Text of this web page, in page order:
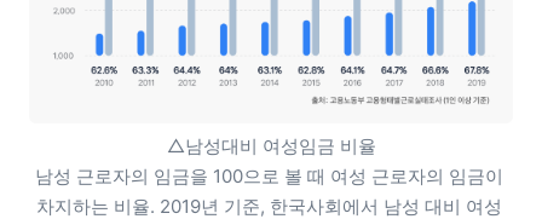
△남성대비 여성임금 비율
남성 근로자의 임금을 100으로 볼 때 여성 근로자의 임금이
차지하는 비율. 2019년 기준, 한국사회에서 남성 대비 여성